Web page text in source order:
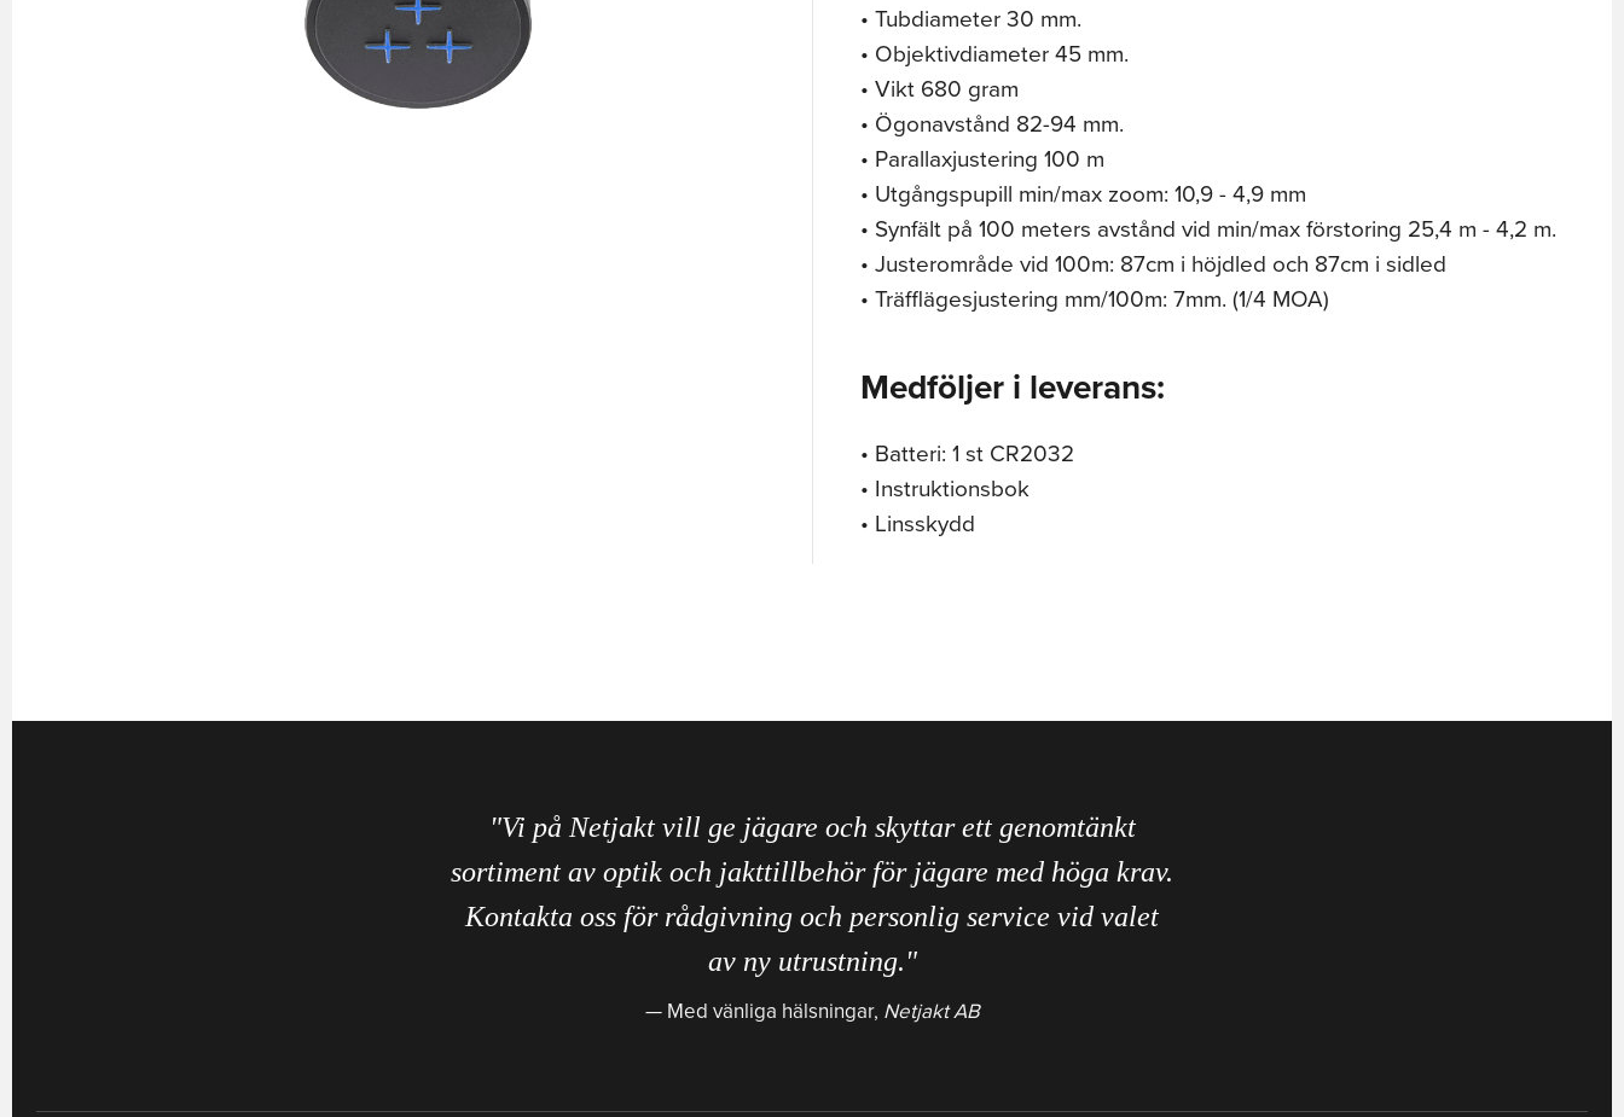
• Tubdiameter 30 mm.
• Objektivdiameter 45 mm.
• Vikt 680 gram
• Ögonavstånd 82-94 mm.
• Parallaxjustering 100 m
• Utgångspupill min/max zoom: 10,9 - 4,9 mm
• Synfält på 100 meters avstånd vid min/max förstoring 25,4 m - 4,2 m.
• Justerområde vid 100m: 87cm i höjdled och 87cm i sidled
• Träfflägesjustering mm/100m: 7mm. (1/4 MOA)
Medföljer i leverans:
• Batteri: 1 st CR2032
• Instruktionsbok
• Linsskydd
"Vi på Netjakt vill ge jägare och skyttar ett genomtänkt
sortiment av optik och jakttillbehör för jägare med höga krav.
Kontakta oss för rådgivning och personlig service vid valet
av ny utrustning."
Med vänliga hälsningar, Netjakt AB